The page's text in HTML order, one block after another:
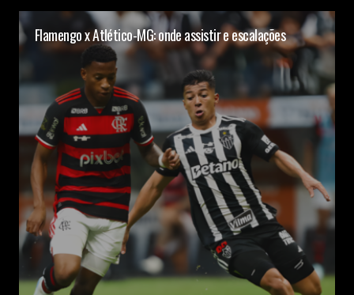
Flamengo x Atlético-MG: onde assistir e escalações